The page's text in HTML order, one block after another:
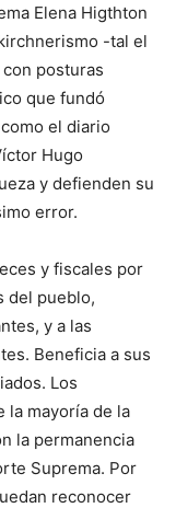
Elena Higthton
-tal el
posturas
que fundó
el diario
Hugo
y defienden su
error.
y fiscales por
del pueblo,
y a las
Beneficia a sus
Los
la mayoría de la
la permanencia
Suprema. Por
reconocer